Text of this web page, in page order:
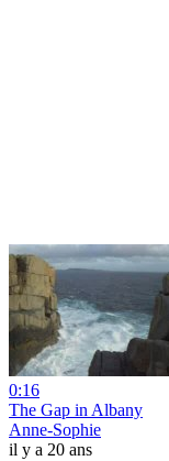
0:16
The Gap in Albany
Anne-Sophie
il y a 20 ans